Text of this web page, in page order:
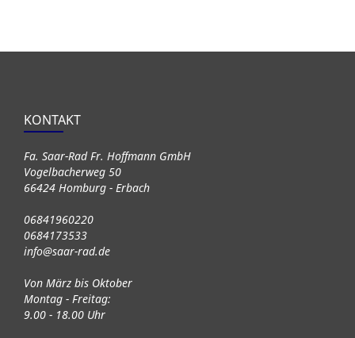
KONTAKT
Fa. Saar-Rad Fr. Hoffmann GmbH
Vogelbacherweg 50
66424 Homburg - Erbach
06841960220
0684173533
info@saar-rad.de
Von März bis Oktober
Montag - Freitag:
9.00 - 18.00 Uhr